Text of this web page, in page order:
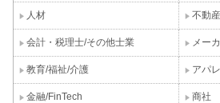
人材 不動
会計・税理士/その他士業 メー
教育/福祉/介護 アパ
金融/FinTech 商社